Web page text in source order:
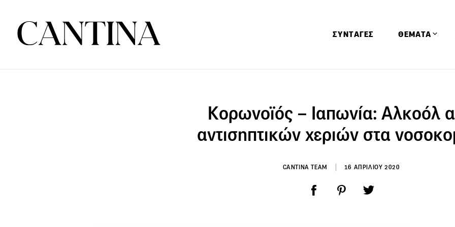
ΣΥΝΤΑΓΕΣ ΘΕΜΑΤΑ
Αφιερώματα
Ειδήσεις
Έρευνες
Παιδί
Κορωνοϊός – Ιαπωνία: Αλκοόλ
αντισηπτικών χεριών στα
CANTINA TEAM 16 ΑΠΡΙΛΙΟΥ 2020